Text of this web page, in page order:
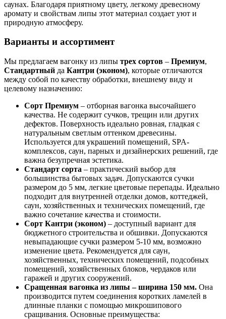
саунах. Благодаря приятному цвету, легкому древесному
аромату и свойствам липы этот материал создает уют и
природную атмосферу.
Варианты и ассортимент
Мы предлагаем вагонку из липы трех сортов – Премиум,
Стандартный да Кантри (эконом), которые отличаются
между собой по качеству обработки, внешнему виду и
целевому назначению:
Сорт Премиум – отборная вагонка высочайшего
качества. Не содержит сучков, трещин или других
дефектов. Поверхность идеально ровная, гладкая с
натуральным светлым оттенком древесины.
Используется для украшений помещений, SPA-
комплексов, саун, парных и дизайнерских решений, где
важна безупречная эстетика.
Стандарт сорта – практический выбор для
большинства бытовых задач. Допускаются сучки
размером до 5 мм, легкие цветовые перепады. Идеально
подходит для внутренней отделки домов, коттеджей,
саун, хозяйственных и технических помещений, где
важно сочетание качества и стоимости.
Сорт Кантри (эконом) – доступный вариант для
бюджетного строительства и обшивки. Допускаются
невыпадающие сучки размером 5-10 мм, возможно
изменение цвета. Рекомендуется для саун,
хозяйственных, технических помещений, подсобных
помещений, хозяйственных блоков, чердаков или
гаражей и других сооружений.
Сращенная вагонка из липы – ширина 150 мм. Она
производится путем соединения коротких ламелей в
длинные планки с помощью микрошипового
сращивания. Основные преимущества: